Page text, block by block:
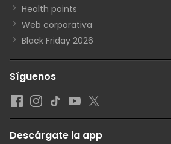
Health points
Web corporativa
Black Friday 2026
Síguenos
Descárgate la app